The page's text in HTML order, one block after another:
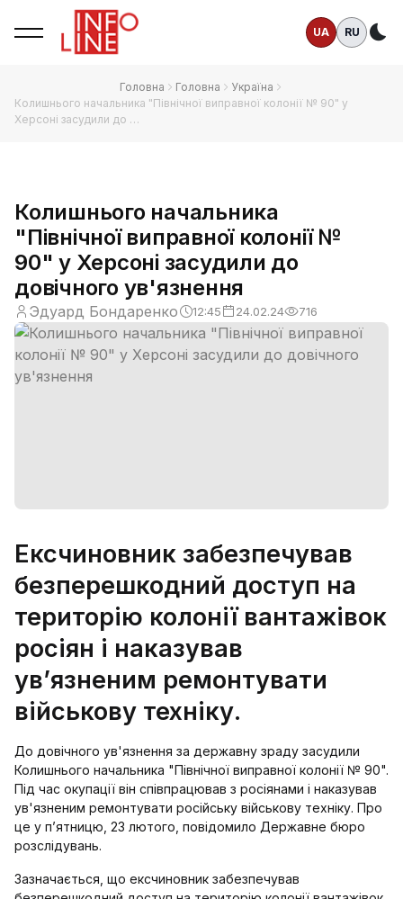
UA RU
Головна Головна
Україна
Колишнього начальника "Північної виправної колонії № 90" у
Херсоні засудили до …
Колишнього начальника
"Північної виправної колонії №
90" у Херсоні засудили до
довічного ув'язнення
Эдуард Бондаренко 12:45 24.02.24 716
Ексчиновник забезпечував
безперешкодний доступ на
територію колонії вантажівок
росіян і наказував
ув’язненим ремонтувати
військову техніку.
До довічного ув'язнення за державну зраду засудили
Колишнього начальника "Північної виправної колонії № 90".
Під час окупації він співпрацював з росіянами і наказував
ув'язненим ремонтувати російську військову техніку. Про
це у п’ятницю, 23 лютого, повідомило Державне бюро
розслідувань.
Зазначається, що ексчиновник забезпечував